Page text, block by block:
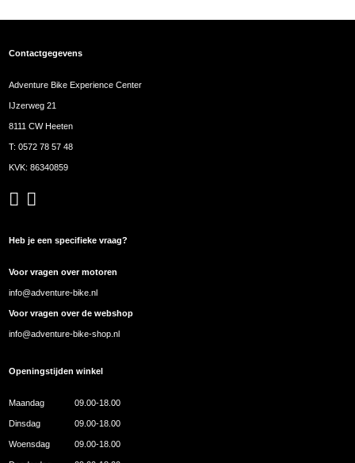
Contactgegevens
Adventure Bike Experience Center
IJzerweg 21
8111 CW Heeten
T:0572 78 57 48
KVK: 86340859
Heb je een specifieke vraag?
Voor vragen over motoren
info@adventure-bike.nl
Voor vragen over de webshop
info@adventure-bike-shop.nl
Openingstijden winkel
Maandag 09.00-18.00
Dinsdag 09.00-18.00
Woensdag 09.00-18.00